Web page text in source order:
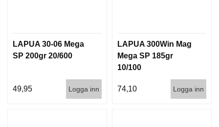
LAPUA 30-06 Mega
SP 200gr 20/600
49,95 Logga inn
LAPUA 300Win Mag
Mega SP 185gr
10/100
74,10 Logga inn